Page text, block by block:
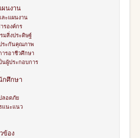
นงาน
ะแผนงาน
รองค์กร
มสิ่งประดิษฐ์
ระกันคุณภาพ
รอาชีวศึกษา
นผู้ประกอบการ
กศึกษา
ลอดภัย
แนะแนว
ข้อง